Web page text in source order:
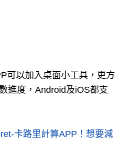
可以加入桌面小工具，更方
進度，Android及iOS都支
卡路里計算APP！想要減